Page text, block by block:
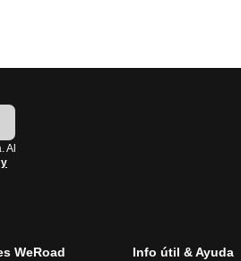
Al
WeRoad
Info útil & Ayuda